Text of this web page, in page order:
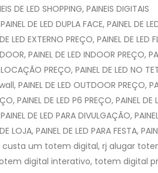
DE LED SHOPPING, PAINEIS DIGITAIS
DE LED DUPLA FACE, PAINEL DE
LED EXTERNO PREÇO, PAINEL DE LED
PAINEL DE LED INDOOR PREÇO,
PREÇO, PAINEL DE LED NO
DE LED OUTDOOR PREÇO,
PAINEL DE LED P6 PREÇO, PAINEL DE
DE LED PARA DIVULGAÇÃO,
LOJA, PAINEL DE LED PARA FESTA,
custa um totem digital, rj alugar
digital interativo, totem digital